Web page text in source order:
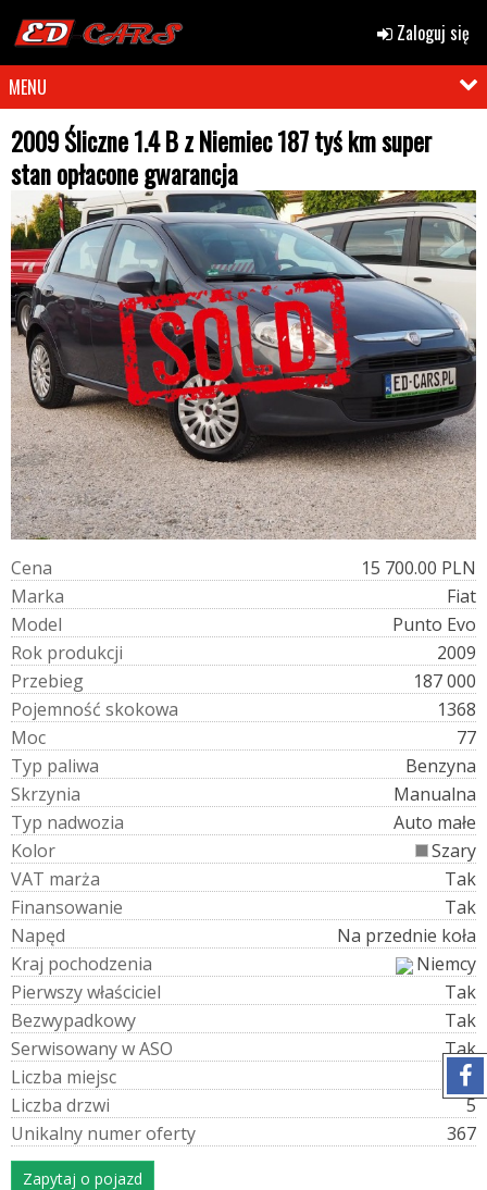
Zaloguj się
MENU
2009 Śliczne 1.4 B z Niemiec 187 tyś km super
stan opłacone gwarancja
Cena
15 700.00 PLN
Marka
Fiat
Model
Punto Evo
Rok produkcji
2009
Przebieg
187 000
Pojemność skokowa
1368
Moc
77
Typ paliwa
Benzyna
Skrzynia
Manualna
Typ nadwozia
Auto małe
Kolor
Szary
VAT marża
Tak
Finansowanie
Tak
Napęd
Na przednie koła
Kraj pochodzenia
Niemcy
Pierwszywłaściciel
Tak
Bezwypadkowy
Tak
SerwisowanywASO
Tak
Liczba miejsc
5
Liczba drzwi
5
Unikalny numeroferty 367
Zapytaj o pojazd